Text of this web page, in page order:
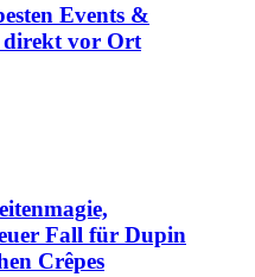
Events &
direkt vor Ort
Fall für Dupin
Crêpes